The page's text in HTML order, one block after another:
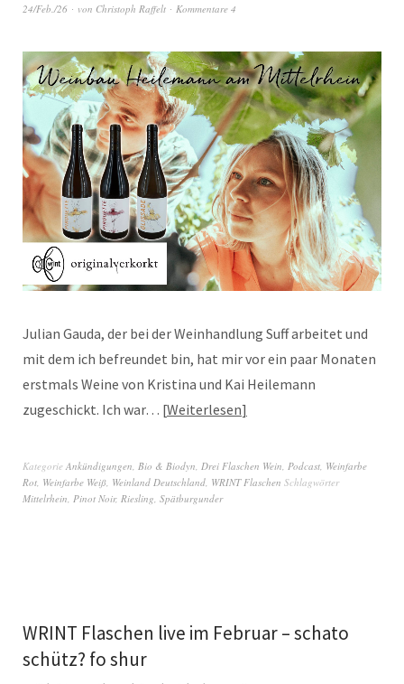
24/Feb./26 von Christoph Raffelt Kommentare 4
Julian Gauda, der bei der Weinhandlung Suff arbeitet und
mit dem ich befreundet bin, hat mir vor ein paar Monaten
erstmals Weine von Kristina und Kai Heilemann
zugeschickt. Ich war… Weiterlesen
Kategorie Ankündigungen, Bio & Biodyn, Drei Flaschen Wein, Podcast, Weinfarbe
Rot, Weinfarbe Weiß, Weinland Deutschland, WRINT Flaschen Schlagwörter
Mittelrhein, Pinot Noir, Riesling, Spätburgunder
WRINT Flaschen live im Februar – schato
schütz? fo shur